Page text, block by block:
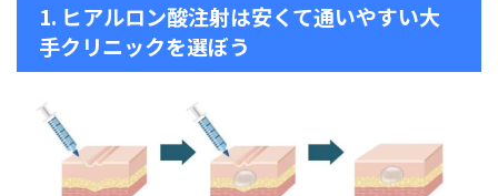
1. ヒアルロン酸注射は安くて通いやすい大
手クリニックを選ぼう